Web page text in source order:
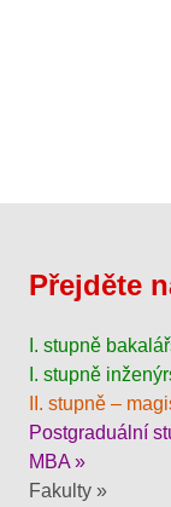
Přejděte
I. stupně
I. stupně
II. stupně –
Postgraduální
MBA »
Fakulty »